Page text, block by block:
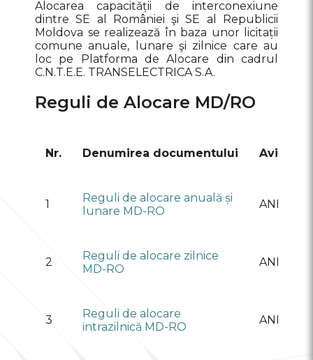
Alocarea capacității de interconexiune
dintre SE al României şi SE al Republicii
Moldova se realizează în baza unor licitații
comune anuale, lunare şi zilnice care au
loc pe Platforma de Alocare din cadrul
С.N.T.E.E. TRANSELECTRICA S.A.
Reguli de Alocare MD/RO
Nr. Denumirea documentului Avizat
1
Reguli de alocare anuală și
lunare MD-RO
ANRE
2
Reguli de alocare zilnice
MD-RO
ANRE
3
Reguli de alocare
intrazilnică MD-RO
ANRE